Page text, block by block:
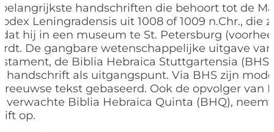
handschriften die behoort tot de
Leningradensis uit 1008 of 1009 n.Chr., die
hij in een museum te St. Petersburg
De gangbare wetenschappelijke uitgave
de Biblia Hebraica Stuttgartensia
handschrift als uitgangspunt. Via BHS zijn
tekst gebaseerd. Ook de opvolger van
verwachte Biblia Hebraica Quinta (BHQ),
op.